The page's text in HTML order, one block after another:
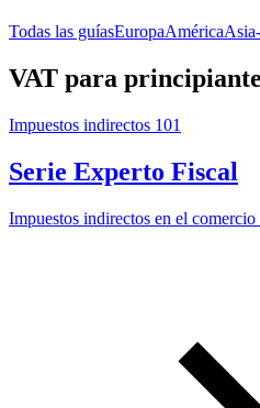
Todas las guíasEuropaAmérica
VAT para
Impuestos indirectos 101
Serie Experto Fiscal
Impuestos indirectos en el